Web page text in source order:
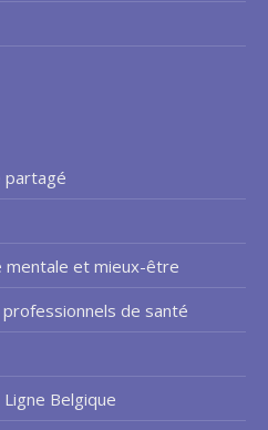
partagé
mentale et mieux-être
de santé
Belgique